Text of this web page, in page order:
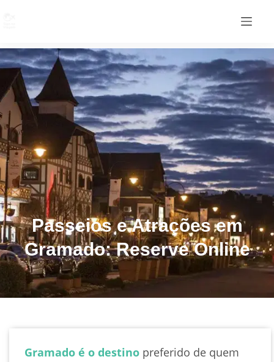
Passeios e Atrações em
Gramado: Reserve Online
Gramado é o destino preferido de quem